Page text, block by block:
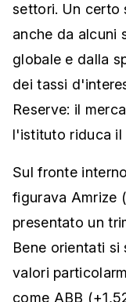
settori. Un certo
anche da alcuni
globale e dalla
dei tassi
Reserve: il
l'istituto riduca il
Sul fronte
figurava Amrize
presentato un
Bene orientati
valori
come ABB